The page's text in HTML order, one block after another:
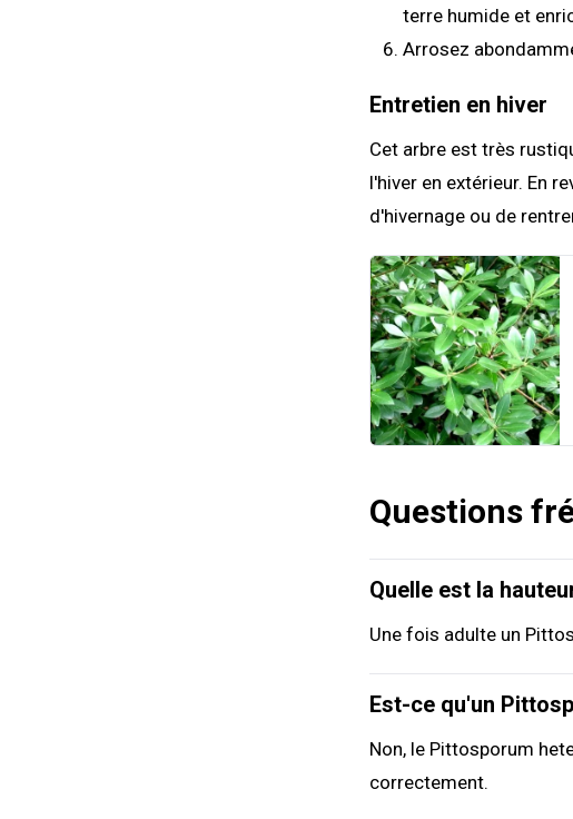
terre humide et
Arrosez
Entretien en hiver
Cet arbre est très
l'hiver en extérieur. En
d'hivernage ou de
Questions
Quelle est la
Une fois adulte un
Est-ce qu'un
Non, le Pittosporum
correctement.